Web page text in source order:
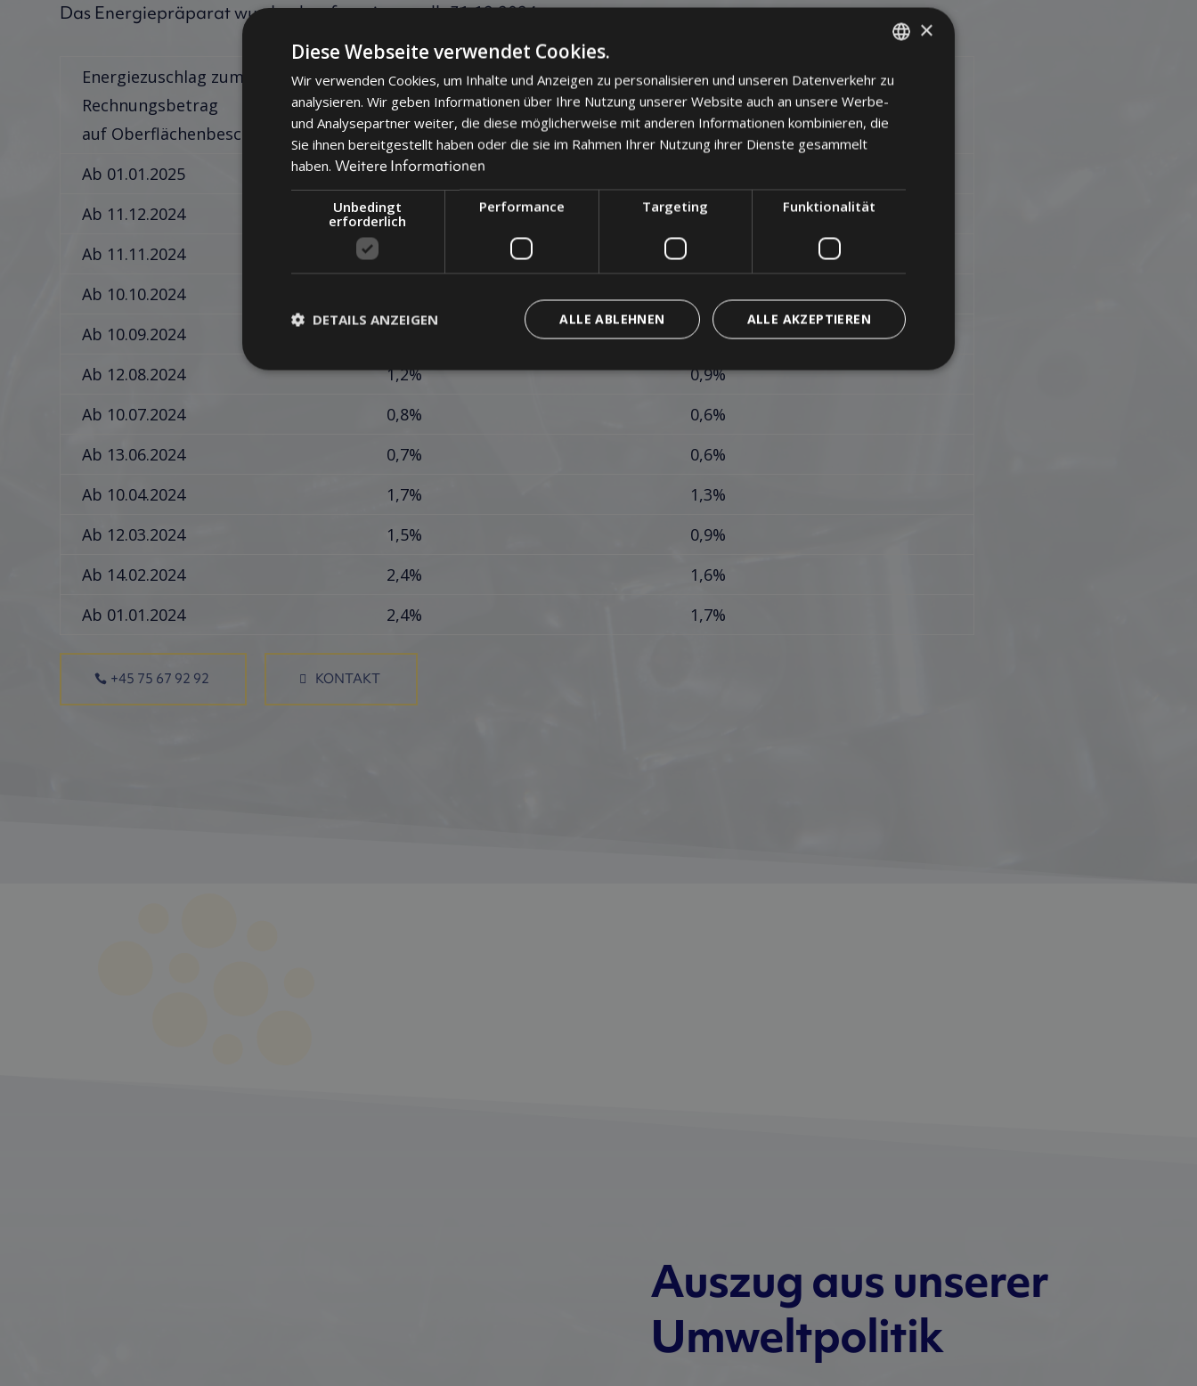
Das Energiepräparat wurde ab sofort eingestellt 31.12.2024.
Energiezuschlag zum
Rechnungsbetrag
auf Oberflächenbeschichtung
ohne Edelmetalle mit Edelmetallen
Ab 01.01.2025 0%
Ab 11.12.2024
2,2%
1,6%
Ab 11.11.2024
Ab 10.10.2024
Ab 10.09.2024
0,8%
Ab 12.08.2024
1,2%
0,9%
Ab 10.07.2024
0,8%
0,6%
Ab 13.06.2024
0,7%
0,6%
Ab 10.04.2024
1,7%
1,3%
Ab 12.03.2024
1,5%
0,9%
Ab 14.02.2024
2,4%
1,6%
Ab 01.01.2024
2,4% 1,7%
+45 75 67 92 92 KONTAKT
Auszug aus unserer
Umweltpolitik
DANISH
GERMAN
×
Diese Webseite verwendet Cookies.
Wir verwenden Cookies, um Inhalte und Anzeigen zu personalisieren und unseren Datenverkehr zu
analysieren. Wir geben Informationen über Ihre Nutzung unserer Website auch an unsere Werbe-
und Analysepartner weiter, die diese möglicherweise mit anderen Informationen kombinieren, die
Sie ihnen bereitgestellt haben oder die sie im Rahmen Ihrer Nutzung ihrer Dienste gesammelt
haben. Weitere Informationen
Unbedingt
erforderlich
Performance Targeting Funktionalität
ALLE AKZEPTIEREN
ALLE ABLEHNEN
DETAILS ANZEIGEN